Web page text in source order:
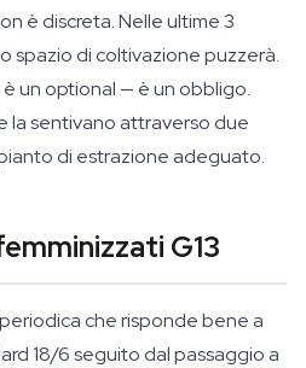
è discreta. Nelle ultime 3
spazio di coltivazione puzzerà.
un optional — è un obbligo.
la sentivano attraverso due
di estrazione adeguato.
G13
che risponde bene a
18/6 seguito dal passaggio a